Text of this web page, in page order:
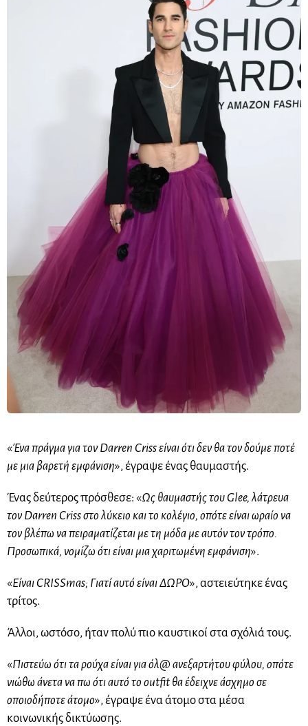
«Ένα πράγμα για τον Darren Criss είναι ότι δεν θα τον δούμε ποτέ
με μια βαρετή εμφάνιση», έγραψε ένας θαυμαστής.
Ένας δεύτερος πρόσθεσε: «Ως θαυμαστής του Glee, λάτρευα
τον Darren Criss στο λύκειο και το κολέγιο, οπότε είναι ωραίο να
τον βλέπω να πειραματίζεται με τη μόδα με αυτόν τον τρόπο.
Προσωπικά, νομίζω ότι είναι μια χαριτωμένη εμφάνιση».
«Είναι CRISSmas; Γιατί αυτό είναι ΔΩΡΟ», αστειεύτηκε ένας
τρίτος.
Άλλοι, ωστόσο, ήταν πολύ πιο καυστικοί στα σχόλιά τους.
«Πιστεύω ότι τα ρούχα είναι για όλ@ ανεξαρτήτου φύλου, οπότε
νιώθω άνετα να πω ότι αυτό το outfit θα έδειχνε άσχημο σε
οποιοδήποτε άτομο», έγραψε ένα άτομο στα μέσα
κοινωνικής δικτύωσης.